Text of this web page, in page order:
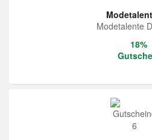
Modetalente
18%